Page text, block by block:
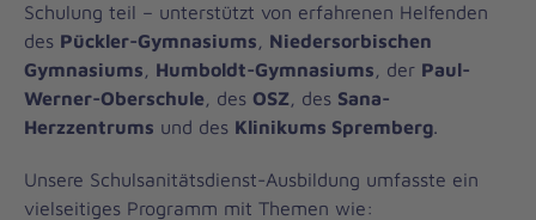
Schulung teil – unterstützt von erfahrenen Helfenden
des Pückler-Gymnasiums
Niedersorbischen
Gymnasiums
Humboldt-Gymnasiums , der Paul-
Werner-Oberschule , des OSZ , des Sana-
Herzzentrums und des Klinikums Spremberg.
Unsere Schulsanitätsdienst-Ausbildung umfasste ein
vielseitiges Programm mit Themen wie: